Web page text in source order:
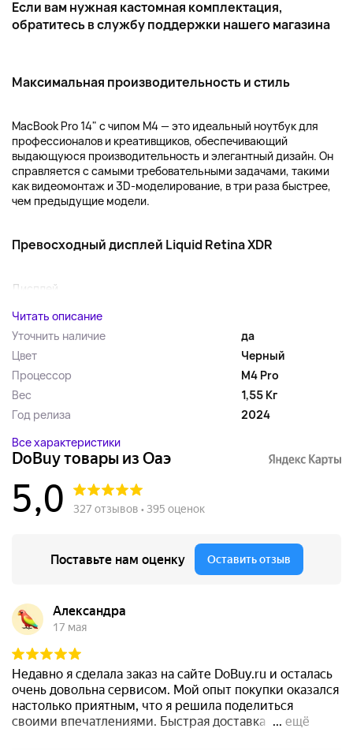
Если вам нужная кастомная комплектация,
обратитесьв службу поддержки нашего магазина
Максимальная производительность и стиль
MacBook Pro 14" с чипом M4 — это идеальный ноутбук для
профессионалов и креативщиков, обеспечивающий
выдающуюся производительность и элегантный дизайн. Он
справляется с самыми требовательными задачами, такими
как видеомонтаж и 3D-моделирование, в три раза быстрее,
чем предыдущие модели.
Превосходный дисплей Liquid Retina XDR
Дисплей...
Читать описание
Уточнить наличие
да
Цвет
Черный
Процессор
M4 Pro
Вес
1,55 Кг
Год релиза
2024
Все характеристики